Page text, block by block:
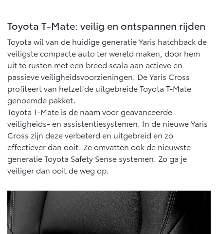
Toyota T-Mate: veilig en ontspannen rijden
Toyota wil van de huidige generatie Yaris hatchback de
veiligste compacte auto ter wereld maken, door hem
uit te rusten met een breed scala aan actieve en
passieve veiligheidsvoorzieningen. De Yaris Cross
profiteert van hetzelfde uitgebreide Toyota T-Mate
genoemde pakket.
Toyota T-Mate is de naam voor geavanceerde
veiligheids- en assistentiesystemen. In de nieuwe Yaris
Cross zijn deze verbeterd en uitgebreid en zo
effectiever dan ooit. Ze omvatten ook de nieuwste
generatie Toyota Safety Sense systemen. Zo ga je
veiliger dan ooit de weg op.